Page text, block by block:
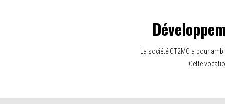
La société CT2MC a pour
Cette